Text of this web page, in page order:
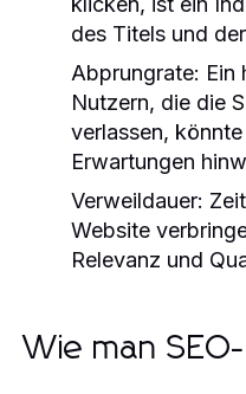
des Titels und
Abprungrate: Ein
Nutzern, die die
verlassen,
Erwartungen
Verweildauer:
Website
Relevanz und
Wie man